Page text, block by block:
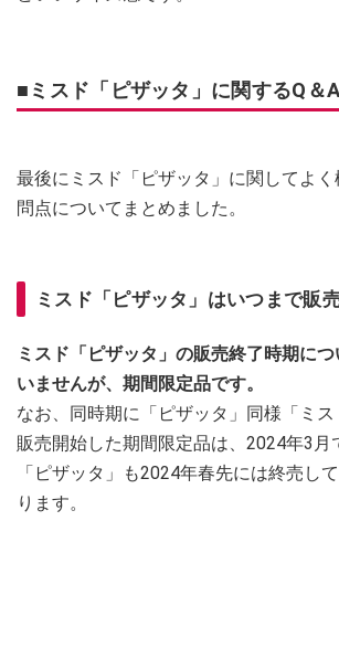
■ミスド「ピザッタ」に関するQ＆A
最後にミスド「ピザッタ」に関してよ
問点についてまとめました。
ミスド「ピザッタ」はいつまで販
ミスド「ピザッタ」の販売終了時期に
いませんが、期間限定品です。
なお、同時期に「ピザッタ」同様「ミ
販売開始した期間限定品は、2024年3月
「ピザッタ」も2024年春先には終売し
ります。